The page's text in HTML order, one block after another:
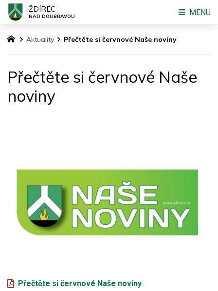
Aktuality Přečtěte si červnové Naše noviny
Přečtěte si červnové Naše
noviny
Přečtěte si červnové Naše noviny
ŽDÍREC
NAD DOUBRAVOU MENU